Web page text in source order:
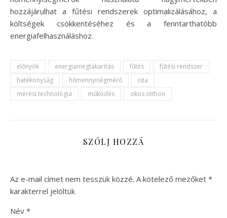
hozzájárulhat a fűtési rendszerek optimalizálásához, a
költségek csökkentéséhez és a fenntarthatóbb
energiafelhasználáshoz.
előnyök energiamegtakarítás fűtés
fűtési rendszer
hatékonyság
hőmennyiségmérő
ista
mérési technológia
működés okos otthon
SZÓLJ HOZZÁ
Az e-mail címet nem tesszük közzé. A kötelező mezőket *
karakterrel jelöltük
Név *